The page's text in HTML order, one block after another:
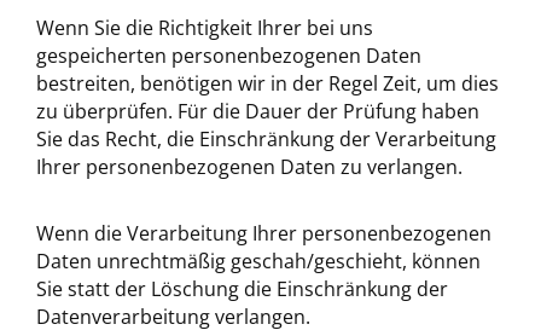
Wenn Sie die Richtigkeit Ihrer bei uns
gespeicherten personenbezogenen Daten
bestreiten, benötigen wir in der Regel Zeit, um dies
zu überprüfen. Für die Dauer der Prüfung haben
Sie das Recht, die Einschränkung der Verarbeitung
Ihrer personenbezogenen Daten zu verlangen.
Wenn die Verarbeitung Ihrer personenbezogenen
Daten unrechtmäßig geschah/geschieht, können
Sie statt der Löschung die Einschränkung der
Datenverarbeitung verlangen.